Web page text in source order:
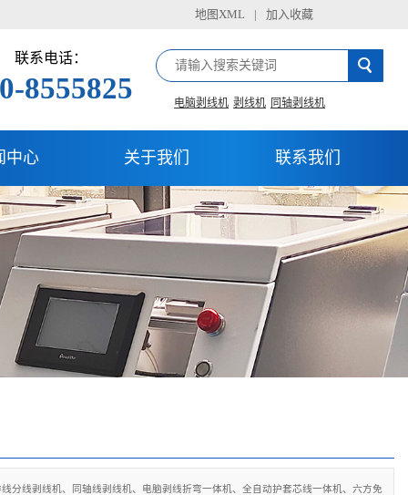
地图XML | 加入收藏
联系电话：
8555825 电脑剥线机 剥线机 同轴剥线机
中心 关于我们 联系我们
分线剥线机、同轴线剥线机、电脑剥线折弯一体机、全自动护套芯线一体机、六方免